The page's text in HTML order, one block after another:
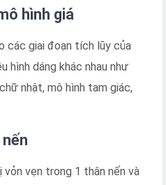
hình giá
các giai đoạn tích lũy của
hình dáng khác nhau như
nhật, mô hình tam giác,
vẹn trong 1 thân nến và